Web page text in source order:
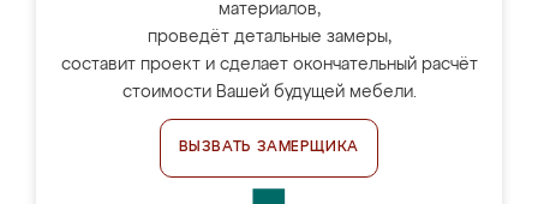
материалов,
проведёт детальные замеры,
составит проект и сделает окончательный расчёт
стоимости Вашей будущей мебели.
ВЫЗВАТЬ ЗАМЕРЩИКА